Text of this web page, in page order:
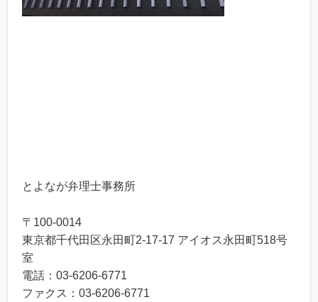
とよなが弁理士事務所
〒100-0014
東京都千代田区永田町2-17-17 アイオス永田町518号
室
電話：03-6206-6771
ファクス：03-6206-6771